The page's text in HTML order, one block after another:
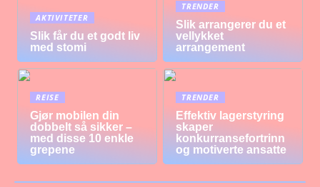
AKTIVITETER
Slik får du et godt liv
med stomi
TRENDER
Slik arrangerer du et
vellykket
arrangement
REISE
Gjør mobilen din
dobbelt så sikker –
med disse 10 enkle
grepene
TRENDER
Effektiv lagerstyring
skaper
konkurransefortrinn
og motiverte ansatte